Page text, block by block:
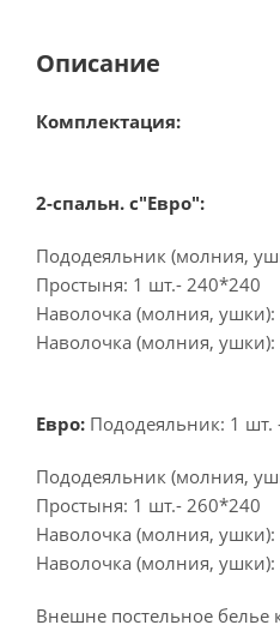
Описание
Комплектация:
2-спальн. с"Евро":
Пододеяльник (молния,
Простыня: 1 шт.- 240*240
Наволочка (молния,
Наволочка (молния,
Евро: Пододеяльник: 1
Пододеяльник (молния,
Простыня: 1 шт.- 260*240
Наволочка (молния,
Наволочка (молния,
Внешне постельное